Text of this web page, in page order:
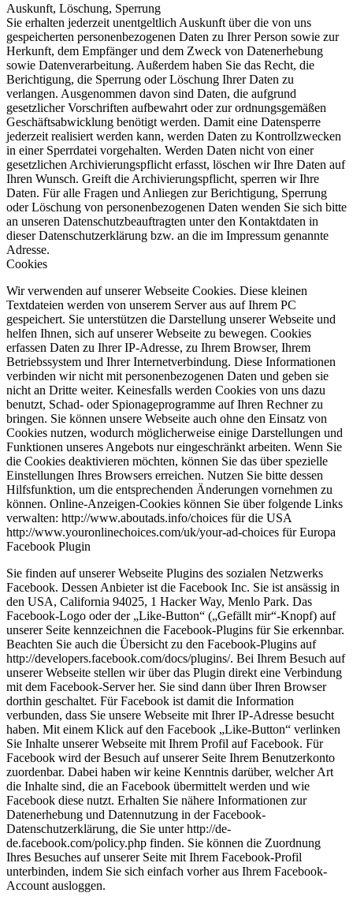
Auskunft, Löschung, Sperrung
Sie erhalten jederzeit unentgeltlich Auskunft über die von uns
gespeicherten personenbezogenen Daten zu Ihrer Person sowie zur
Herkunft, dem Empfänger und dem Zweck von Datenerhebung
sowie Datenverarbeitung. Außerdem haben Sie das Recht, die
Berichtigung, die Sperrung oder Löschung Ihrer Daten zu
verlangen. Ausgenommen davon sind Daten, die aufgrund
gesetzlicher Vorschriften aufbewahrt oder zur ordnungsgemäßen
Geschäftsabwicklung benötigt werden. Damit eine Datensperre
jederzeit realisiert werden kann, werden Daten zu Kontrollzwecken
in einer Sperrdatei vorgehalten. Werden Daten nicht von einer
gesetzlichen Archivierungspflicht erfasst, löschen wir Ihre Daten auf
Ihren Wunsch. Greift die Archivierungspflicht, sperren wir Ihre
Daten. Für alle Fragen und Anliegen zur Berichtigung, Sperrung
oder Löschung von personenbezogenen Daten wenden Sie sich bitte
an unseren Datenschutzbeauftragten unter den Kontaktdaten in
dieser Datenschutzerklärung bzw. an die im Impressum genannte
Adresse.
Cookies
Wir verwenden auf unserer Webseite Cookies. Diese kleinen
Textdateien werden von unserem Server aus auf Ihrem PC
gespeichert. Sie unterstützen die Darstellung unserer Webseite und
helfen Ihnen, sich auf unserer Webseite zu bewegen. Cookies
erfassen Daten zu Ihrer IP-Adresse, zu Ihrem Browser, Ihrem
Betriebssystem und Ihrer Internetverbindung. Diese Informationen
verbinden wir nicht mit personenbezogenen Daten und geben sie
nicht an Dritte weiter. Keinesfalls werden Cookies von uns dazu
benutzt, Schad- oder Spionageprogramme auf Ihren Rechner zu
bringen. Sie können unsere Webseite auch ohne den Einsatz von
Cookies nutzen, wodurch möglicherweise einige Darstellungen und
Funktionen unseres Angebots nur eingeschränkt arbeiten. Wenn Sie
die Cookies deaktivieren möchten, können Sie das über spezielle
Einstellungen Ihres Browsers erreichen. Nutzen Sie bitte dessen
Hilfsfunktion, um die entsprechenden Änderungen vornehmen zu
können. Online-Anzeigen-Cookies können Sie über folgende Links
verwalten: http://www.aboutads.info/choices für die USA
http://www.youronlinechoices.com/uk/your-ad-choices für Europa
Facebook Plugin
Sie finden auf unserer Webseite Plugins des sozialen Netzwerks
Facebook. Dessen Anbieter ist die Facebook Inc. Sie ist ansässig in
den USA, California 94025, 1 Hacker Way, Menlo Park. Das
Facebook-Logo oder der „Like-Button“ („Gefällt mir“-Knopf) auf
unserer Seite kennzeichnen die Facebook-Plugins für Sie erkennbar.
Beachten Sie auch die Übersicht zu den Facebook-Plugins auf
http://developers.facebook.com/docs/plugins/. Bei Ihrem Besuch auf
unserer Webseite stellen wir über das Plugin direkt eine Verbindung
mit dem Facebook-Server her. Sie sind dann über Ihren Browser
dorthin geschaltet. Für Facebook ist damit die Information
verbunden, dass Sie unsere Webseite mit Ihrer IP-Adresse besucht
haben. Mit einem Klick auf den Facebook „Like-Button“ verlinken
Sie Inhalte unserer Webseite mit Ihrem Profil auf Facebook. Für
Facebook wird der Besuch auf unserer Seite Ihrem Benutzerkonto
zuordenbar. Dabei haben wir keine Kenntnis darüber, welcher Art
die Inhalte sind, die an Facebook übermittelt werden und wie
Facebook diese nutzt. Erhalten Sie nähere Informationen zur
Datenerhebung und Datennutzung in der Facebook-
Datenschutzerklärung, die Sie unter http://de-
de.facebook.com/policy.php finden. Sie können die Zuordnung
Ihres Besuches auf unserer Seite mit Ihrem Facebook-Profil
unterbinden, indem Sie sich einfach vorher aus Ihrem Facebook-
Account ausloggen.